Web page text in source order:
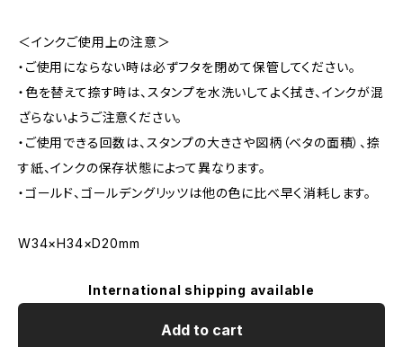
＜インクご使用上の注意＞
・ご使用にならない時は必ずフタを閉めて保管してください。
・色を替えて捺す時は、スタンプを水洗いしてよく拭き、インクが混
ざらないようご注意ください。
・ご使用できる回数は、スタンプの大きさや図柄（ベタの面積）、捺
す紙、インクの保存状態によって異なります。
・ゴールド、ゴールデングリッツは他の色に比べ早く消耗します。
W34×H34×D20mm
International shipping available
Add to cart